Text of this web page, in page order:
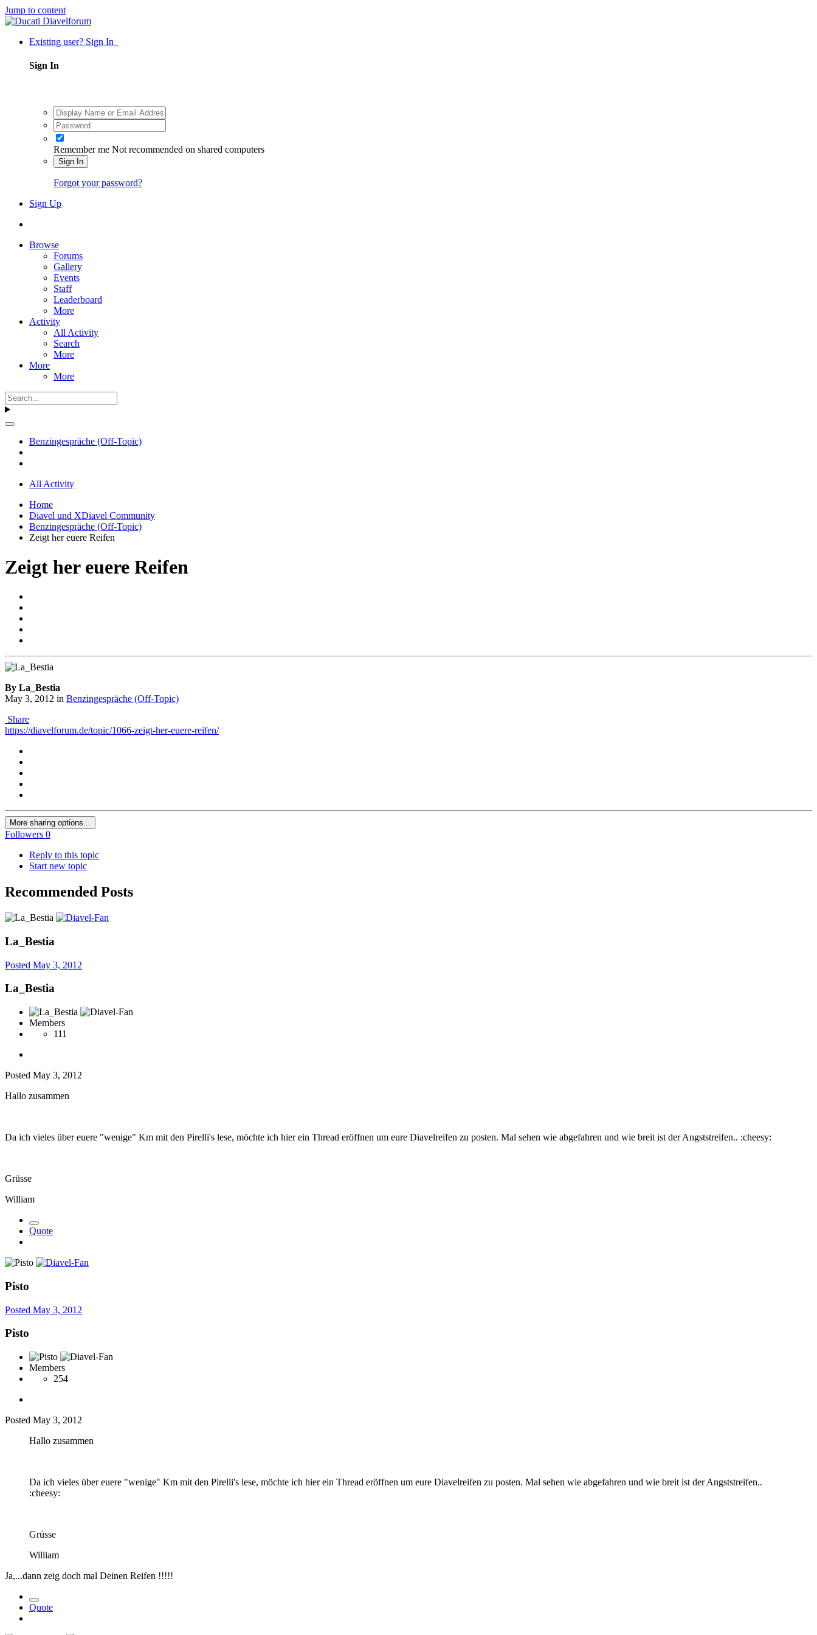
Jump to content
Existing user? Sign In
Sign In
Remember me Not recommended on shared computers
Sign In
Forgot your password?
Sign Up
Browse
Forums
Gallery
Events
Staff
Leaderboard
More
Activity
All Activity
Search
More
More
More
Benzingespräche (Off-Topic)
All Activity
Home
Diavel und XDiavel Community
Benzingespräche (Off-Topic)
Zeigt her euere Reifen
Zeigt her euere Reifen
By La_Bestia
May 3, 2012 in Benzingespräche (Off-Topic)
Share
https://diavelforum.de/topic/1066-zeigt-her-euere-reifen/
More sharing options...
Followers 0
Reply to this topic
Start new topic
Recommended Posts
La_Bestia
Posted May 3, 2012
La_Bestia
Members
111
Posted May 3, 2012
Hallo zusammen
Da ich vieles über euere "wenige" Km mit den Pirelli's lese, möchte ich hier ein Thread eröffnen um eure Diavelreifen zu posten. Mal sehen wie abgefahren und wie breit ist der Angststreifen.. :cheesy:
Grüsse
William
Quote
Pisto
Posted May 3, 2012
Pisto
Members
254
Posted May 3, 2012
Hallo zusammen
Da ich vieles über euere "wenige" Km mit den Pirelli's lese, möchte ich hier ein Thread eröffnen um eure Diavelreifen zu posten. Mal sehen wie abgefahren und wie breit ist der Angststreifen..
:cheesy:
Grüsse
William
Ja,...dann zeig doch mal Deinen Reifen !!!!!
Quote